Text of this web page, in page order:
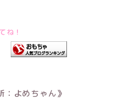
ね！
：よめちゃん》